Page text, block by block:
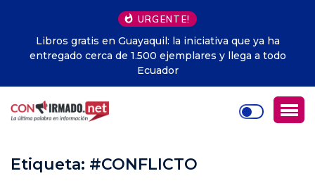
URGENTE!
Libros gratis en Guayaquil: la iniciativa que ya ha
entregado cerca de 1.500 ejemplares y llega a todo
Ecuador
Etiqueta: #CONFLICTO